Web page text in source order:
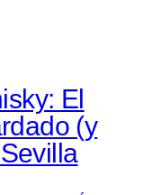
El
(y